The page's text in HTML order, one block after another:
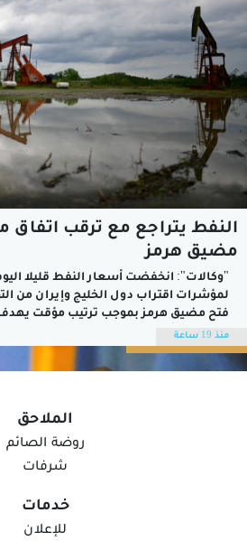
النفط يتراجع مع ترقب
مضيق هرمز
"وكالات": انخفضت أسعار النفط قليلا
لمؤشرات اقتراب دول الخليج وإيران ​من
فتح مضيق ​هرمز بموجب ترتيب مؤقت يهدف
لمحادثات أوسع لإنهاء حرب إيران، وبلغ
أمس تسليم شهر أكتوبر القادم 79 دولارًا أمريكيًّا و78 سنتًا. وشهد...
منذ 19 ساعة
الملاحق
روضة الصائم
شرفات
خدمات
للإعلان